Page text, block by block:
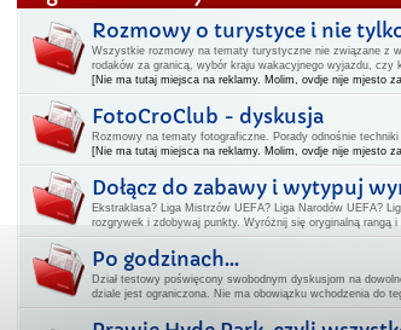
Rozmowy o turystyce i nie
Wszystkie rozmowy na tematy turystyczne nie związane z
rodaków za granicą, wybór kraju wakacyjnego wyjazdu, czy
[Nie ma tutaj miejsca na reklamy. Molim, ovdje nije mjesto
FotoCroClub - dyskusja
Rozmowy na tematy fotograficzne. Porady odnośnie
[Nie ma tutaj miejsca na reklamy. Molim, ovdje nije mjesto
Dołącz do zabawy i wytypuj
Ekstraklasa? Liga Mistrzów UEFA? Liga Narodów UEFA?
rozgrywek i zdobywaj punkty. Wyróżnij się oryginalną rangą
Po godzinach...
Dział testowy poświęcony swobodnym dyskusjom na
dziale jest ograniczona. Nie ma obowiązku wchodzenia do